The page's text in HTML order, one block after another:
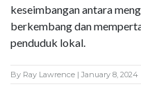
keseimbangan antara
berkembang dan
penduduk lokal.
By Ray Lawrence | January 8, 2024